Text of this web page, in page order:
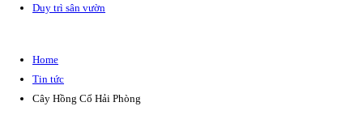
Duy trì sân vườn
Home
Tin tức
Cây Hồng Cổ Hải Phòng